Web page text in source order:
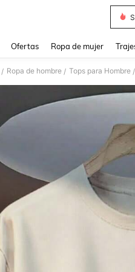
Ofertas Ropa de mujer
/ Ropa de hombre / Tops para Hombre /